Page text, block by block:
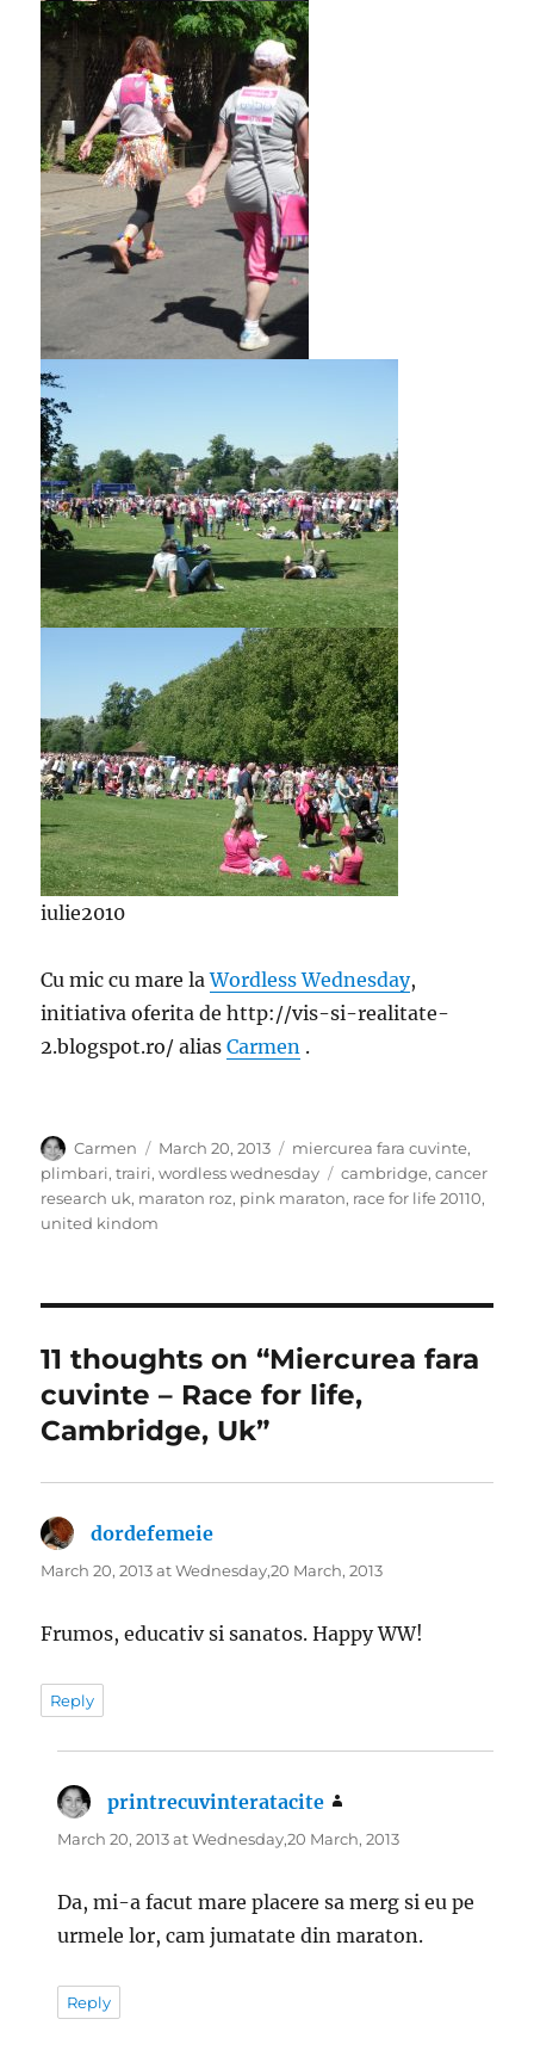
iulie2010
Cu mic cu mare laWordless Wednesday,
initiativa oferita de http://vis-si-realitate-
2.blogspot.ro/ aliasCarmen .
Author
Carmen
Posted
on
March 20, 2013 Categories
miercurea fara cuvinte,
plimbari,trairi,wordless wednesday Tags
cambridge,cancer
research uk, maraton roz, pink maraton, race for life 20110,
united kindom
11 thoughts on “Miercurea fara
cuvinte – Race for life,
Cambridge, Uk”
dordefemeie
March 20, 2013 at Wednesday,20 March, 2013
Frumos, educativ si sanatos. Happy WW!
Reply
printrecuvinteratacite
March 20, 2013 at Wednesday,20 March, 2013
Da, mi-a facut mare placere sa merg si eu pe
urmele lor, cam jumatate din maraton.
Reply